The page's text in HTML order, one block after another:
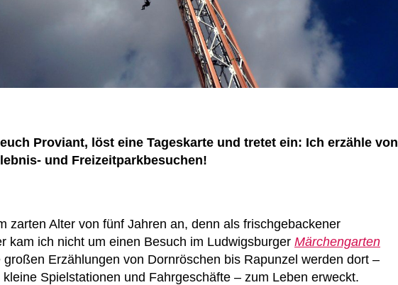
Proviant, löst eine Tageskarte und tretet ein: Ich erzähle von
und Freizeitparkbesuchen!
zarten Alter von fünf Jahren an, denn als frischgebackener
kam ich nicht um einen Besuch im Ludwigsburger Märchengarten
großen Erzählungen von Dornröschen bis Rapunzel werden dort –
Spielstationen und Fahrgeschäfte – zum Leben erweckt.